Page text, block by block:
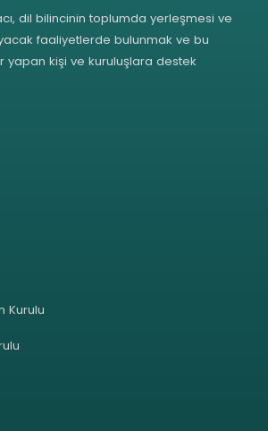
dil bilincinin toplumda yerleşmesi ve
faaliyetlerde bulunmak ve bu
yapan kişi ve kuruluşlara destek
Kurulu